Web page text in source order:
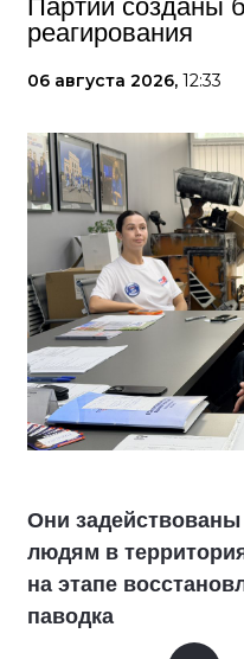
Партии созданы
реагирования
06 августа 2026, 12:33
Они
людям в
на этапе
паводка